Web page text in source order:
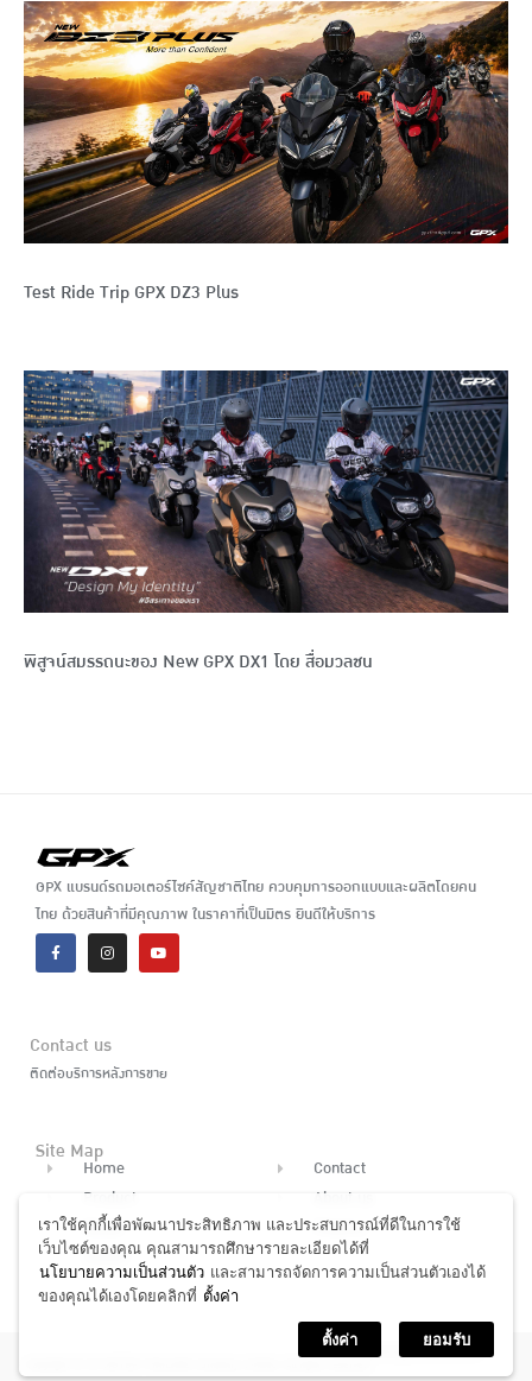
Test Ride Trip GPX DZ3 Plus
พิสูจน์สมรรถนะของ New GPX DX1 โดย สื่อมวลชน
GPX แบรนด์รถมอเตอร์ไซค์สัญชาติไทย ควบคุมการออกแบบและผลิตโดยคน
ไทย ด้วยสินค้าที่มีคุณภาพ ในราคาที่เป็นมิตร ยินดีให้บริการ
Contact us
ติดต่อบริการหลังการขาย
Site Map
Home
Product
News
Dealer
Contact
About us
Finance
www.gpxthailand.com
เราใช้คุกกี้เพื่อพัฒนาประสิทธิภาพ และประสบการณ์ที่ดีในการใช้
เว็บไซต์ของคุณ คุณสามารถศึกษารายละเอียดได้ที่
นโยบายความเป็นส่วนตัว และสามารถจัดการความเป็นส่วนตัวเองได้
ของคุณได้เองโดยคลิกที่ ตั้งค่า
ตั้งค่า ยอมรับ